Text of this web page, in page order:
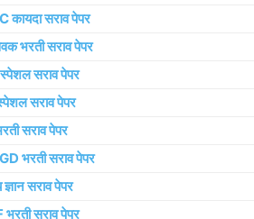
कायदा सराव पेपर
भरती सराव पेपर
स्पेशल सराव पेपर
सराव पेपर
सराव पेपर
भरती सराव पेपर
ज्ञान सराव पेपर
सराव पेपर